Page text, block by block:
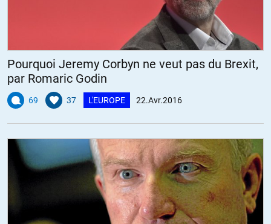
Pourquoi Jeremy Corbyn ne veut pas du Brexit,
par Romaric Godin
69 37 L'EUROPE 22.Avr.2016